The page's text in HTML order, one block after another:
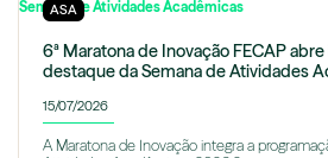
ASA
6ª Maratona de Inovação FECAP
destaque da Semana de Atividades
15/07/2026
A Maratona de Inovação integra a